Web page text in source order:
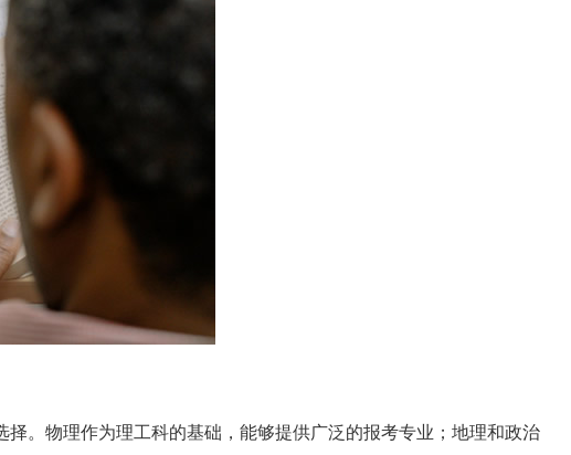
。物理作为理工科的基础，能够提供广泛的报考专业；地理和政治